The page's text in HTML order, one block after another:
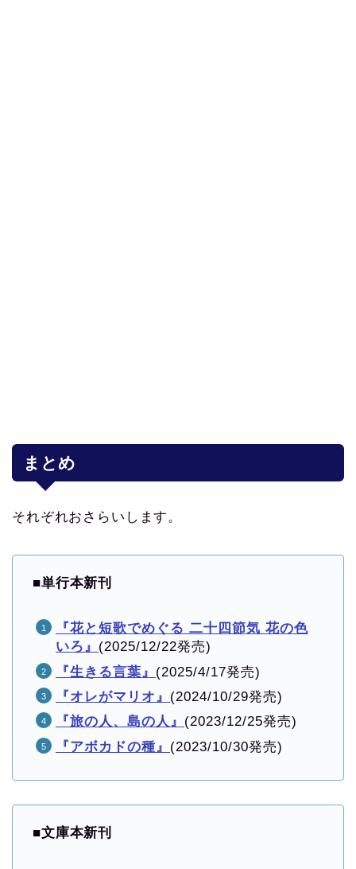
まとめ
それぞれおさらいします。
■単行本新刊
『花と短歌でめぐる 二十四節気 花の色
いろ』 (2025/12/22発売)
『生きる言葉』 (2025/4/17発売)
『オレがマリオ』 (2024/10/29発売)
『旅の人、島の人』 (2023/12/25発売)
『アボカドの種』 (2023/10/30発売)
■文庫本新刊